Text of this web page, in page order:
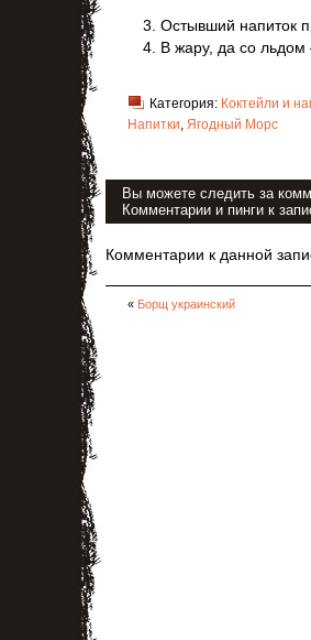
Остывший напиток
В жару, да со льдом
Категория: Коктейли и
Напитки, Ягодный Морс
Вы можете следить за
Комментарии и пинги к
Комментарии к данной
« Борщ украинский